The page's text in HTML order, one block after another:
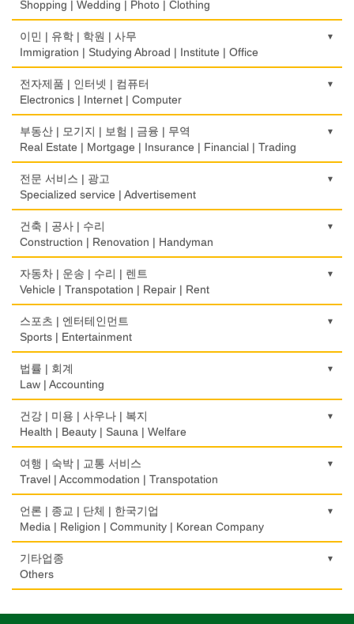
Fish Market
Restaurant
식당장비
Food Equipment
식품점
Korean Food
Food Manufacturing
와인제조
정육점
제과점
Bakery
식품도매
Food Distributors
Optometrist
보청기
Hearing Aid
Bidet
Psychologist/Psychiatrist
안경점
Optical Stores
의료기구
Medical Instruments
Denturist
한의원/한약
Oriental Herb/Acupuncture
약국
의사-내과
Internal Medicine
의사-물리치료/카이로 프랙터
Physiotherapy/Chiropractic Clinic
의사-비뇨기과
의사-산부인과
Obstetrician
의사-성형외과
Cosmetic Surgeon
Shopping | Wedding | Photo | Clothing
한복집
Korean Costume
유리/거울/액자
Glass/Mirror/Frame
Children's Ware
Wedding
인터넷 쇼핑
Internet Shopping
결혼상담
Marriage Consulting
Florist
모피점
백화점/선물센터
보석/귀금속/시계
Jeweler/Jeweller
비디오-사진/촬영/편집/공급
Video Service
사진촬영
애완동물용품
Pet Shop
이민 | 유학 | 학원 | 사무
Immigration | Studying Abroad | Institute | Office
이민/유학
Immigration/Studying Abroad
사무기기
Office Equipment
Stationery/Office Equipment
Book Store
운전학원
Driving School
한글학교
Korean Language School
Boarding House
학교/학원
개인지도-체육
개인지도-음악
Private Lesson-Music
개인지도-옷수선
Private Lesson-Alteration
개인지도-어학/수학
개인지도-서예
전자제품 | 인터넷 | 컴퓨터
Electronics | Internet | Computer
금전등록기
Cash Register
인터넷 서비스/까페
Internet Service/Cafe
전자제품 판매/수리
Electronic Goods Sales/Repair
Telephone/Communication Service
컴퓨터 판매/수리
Computer Sales/Repair
부동산 | 모기지 | 보험 | 금융 | 무역
Real Estate | Mortgage | Insurance | Financial | Trading
도매
Wholesale
모기지
Mortgage
International Trade
Insurance/Investment/Finance
부동산 관리
Property Management
채무조정
Bankruptcy
Real Estate
은행/금융기관
Bank/Financing Service
전문 서비스 | 광고
Specialized service | Advertisement
광고/그래픽 디자인
Advertising/Graphic Design
광고 에이전트
Advertising Agency
경보/도난방지
Alarm/Security System
Cemetery/Monument
빨래방/세탁
Coin Laundry/Dry cleaning
상패/트로피
Medal/Trophy
Dry cleaning Equipment
악기사
열쇠
건축 | 공사 | 수리
Construction | Renovation | Handyman
건축시공/개조
Construction/Home Renovation
건축설계사
Architect
Architecture
Home Inspection
간판
Signs
가구판매/수리
Furniture Sales/Repair
Machinery Rebuilding
난방/냉동
자동차 | 운송 | 수리 | 렌트
Vehicle | Transpotation | Repair | Rent
운송/통관/이삿짐
Transportation/Moving
택배
Courier Service
Taxi Service
Automobile/Car
자동차-렌트
Car Rental
자동차-바디샵
Autobody Shop
스포츠 | 엔터테인먼트
Sports | Entertainment
골프장비
Golf Equipment
골프장
Golf/Country Club
가라오케/노래방/카페
Karaoke/Cafe
Dahn Centre
당구장
Billiard Club
볼링장
법률 | 회계
Law | Accounting
교통위반티켓
Traffic Ticket
공인회계사(CPA)
CPA
번역/통역/이력서
Translation/Interpretation/Resume Service
Law Office
회계업무
건강 | 미용 | 사우나 | 복지
Health | Beauty | Sauna | Welfare
건강상담/식품/정보
Health Counseling/Food/Information
의료기
Medical Equipment
Massage
여행 | 숙박 | 교통 서비스
Travel | Accommodation | Transpotation
호텔/모텔/숙박
Hotel/Motel
여행/관광
Travel/Tour
언론 | 종교 | 단체 | 한국기업
Media | Religion | Community | Korean Company
기도원/수양관
Retreat Centre
Korean Businessmen's Association
기타업종
Others